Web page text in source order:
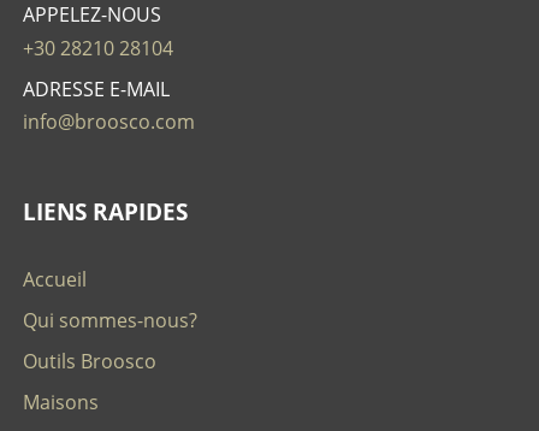
APPELEZ-NOUS
+30 28210 28104
ADRESSE E-MAIL
info@broosco.com
LIENS RAPIDES
Accueil
Qui sommes-nous?
Outils Broosco
Maisons